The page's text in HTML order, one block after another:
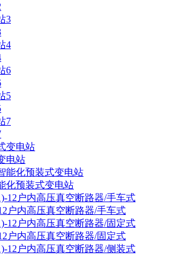
电站
化预装式变电站
户内高压真空断路器/手车式
户内高压真空断路器/固定式